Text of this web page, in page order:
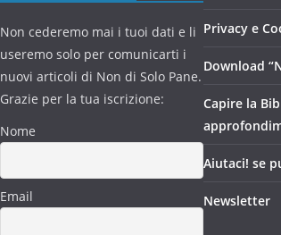
Non cederemo mai i tuoi dati e li
useremo solo per comunicarti i
nuovi articoli di Non di Solo Pane.
Grazie per la tua iscrizione:
Nome
Email
Privacy e
Download
Capire la
Aiutaci! se
Newsletter